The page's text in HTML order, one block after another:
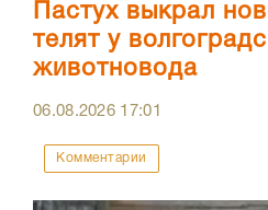
Пастух выкрал
телят у
животновода
06.08.2026 17:01
Комментарии